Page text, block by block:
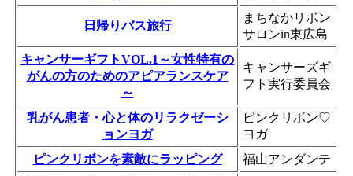
日帰りバス旅行
まちなかリボン
サロンin東広島
キャンサーギフトVOL.1～女性特有の
がんの方のためのアピアランスケア
～
キャンサーズギ
フト実行委員会
乳がん患者・心と体のリラクゼーシ
ョンヨガ
ピンクリボン♡
ヨガ
ピンクリボンを素敵にラッピング
福山アンダンテ